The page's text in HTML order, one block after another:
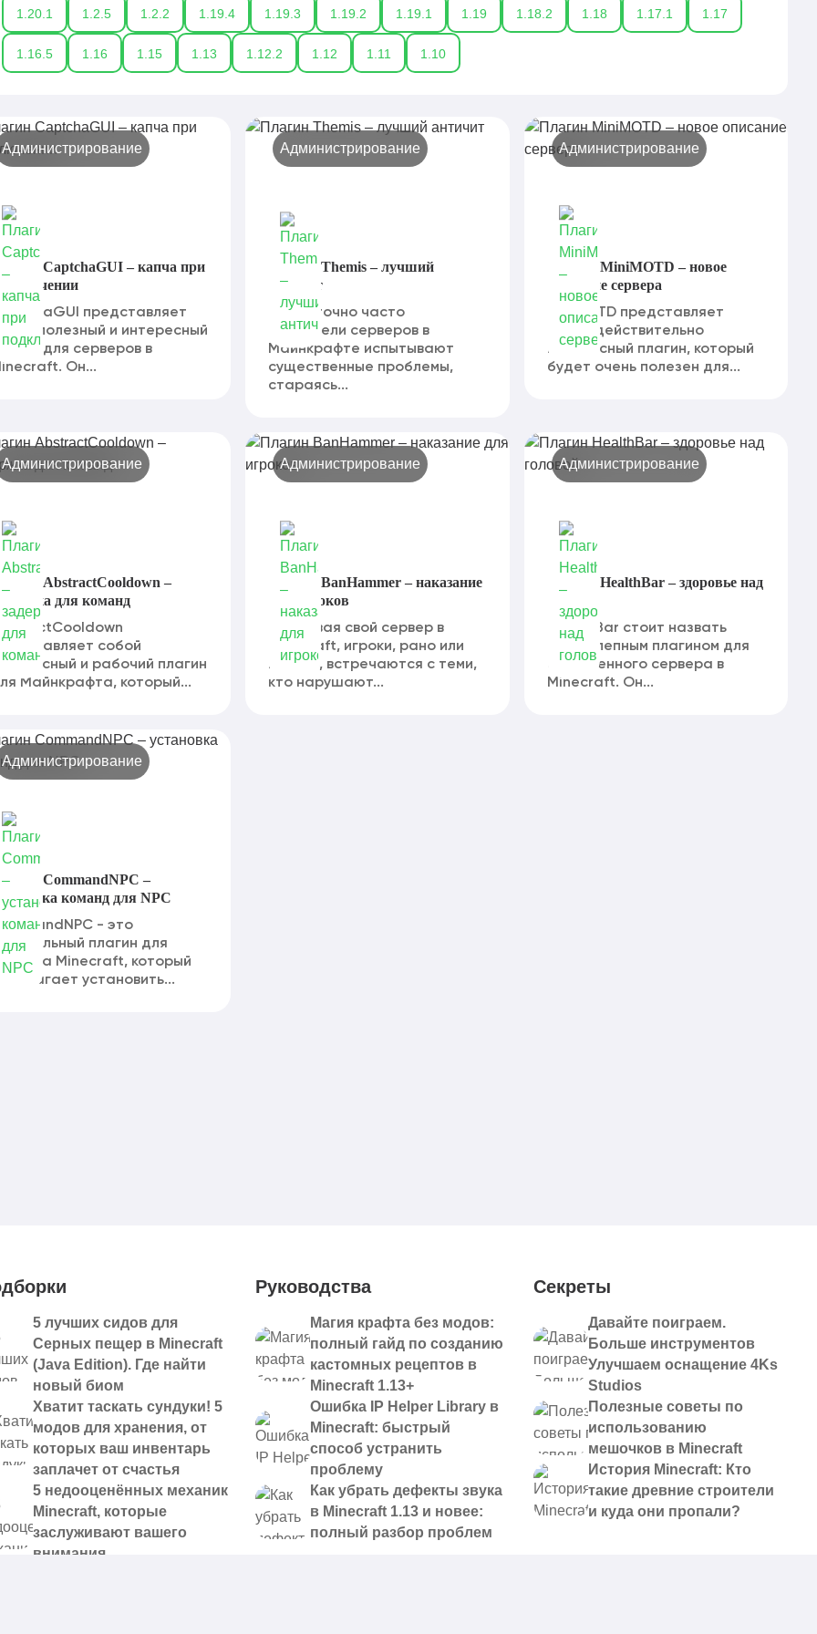
1.20.1 1.2.5 1.2.2 1.19.4 1.19.3 1.19.2 1.19.1 1.19 1.18.2 1.18 1.17.1 1.17
1.16.5 1.16 1.15 1.13 1.12.2 1.12 1.11 1.10
Администрирование
CaptchaGUI – капча при
представляет
полезный и интересный
для серверов в
Он...
Администрирование
Плагин Themis – лучший
античит
Достаточно часто
создатели серверов в
Майнкрафте испытывают
существенные проблемы,
стараясь...
Администрирование
Плагин MiniMOTD – новое
описание сервера
MiniMOTD представляет
собой действительно
интересный плагин, который
будет очень полезен для...
Администрирование
AbstractCooldown –
для команд
собой
и рабочий плагин
Майнкрафта, который...
Администрирование
Плагин BanHammer – наказание
для игроков
Создавая свой сервер в
Minecraft, игроки, рано или
поздно, встречаются с теми,
кто нарушают...
Администрирование
Плагин HealthBar – здоровье над
HealthBar стоит назвать
великолепным плагином для
собственного сервера в
Minecraft. Он...
Администрирование
CommandNPC –
команд для NPC
- это
плагин для
Minecraft, который
установить...
5 лучших сидов для
Серных пещер в Minecraft
(Java Edition). Где найти
новый биом
Хватит таскать сундуки! 5
модов для хранения, от
которых ваш инвентарь
заплачет от счастья
5 недооценённых механик
Minecraft, которые
заслуживают вашего
внимания
Руководства
Магия крафта без модов:
полный гайд по созданию
кастомных рецептов в
Minecraft 1.13+
Ошибка IP Helper Library в
Minecraft: быстрый
способ устранить
проблему
Как убрать дефекты звука
в Minecraft 1.13 и новее:
полный разбор проблем
Секреты
Давайте поиграем.
Больше инструментов
Улучшаем оснащение 4Ks
Studios
Полезные советы по
использованию
мешочков в Minecraft
История Minecraft: Кто
такие древние строители
и куда они пропали?